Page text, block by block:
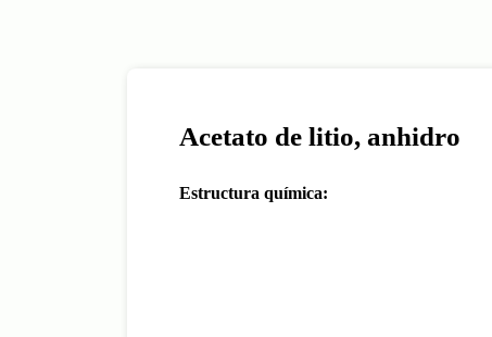
Acetato de litio, anhidro
Estructura química: